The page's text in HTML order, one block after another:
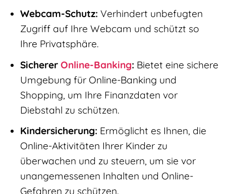
Webcam-Schutz: Verhindert unbefugten
Zugriff auf Ihre Webcam und schützt so
Ihre Privatsphäre.
Sicherer Online-Banking: Bietet eine sichere
Umgebung für Online-Banking und
Shopping, um Ihre Finanzdaten vor
Diebstahl zu schützen.
Kindersicherung: Ermöglicht es Ihnen, die
Online-Aktivitäten Ihrer Kinder zu
überwachen und zu steuern, um sie vor
unangemessenen Inhalten und Online-
Gefahren zu schützen.